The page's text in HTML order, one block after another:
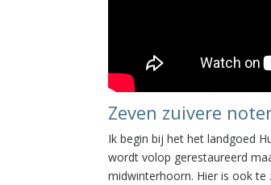
Zeven zuivere
Ik begin bij het het landgoed
wordt volop gerestaureerd
midwinterhoorn. Hier is ook